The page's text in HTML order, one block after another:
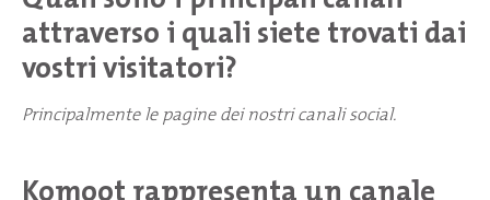
attraverso i quali siete trovati dai
vostri visitatori?
Principalmente le pagine dei nostri canali social.
Komoot rappresenta un canale